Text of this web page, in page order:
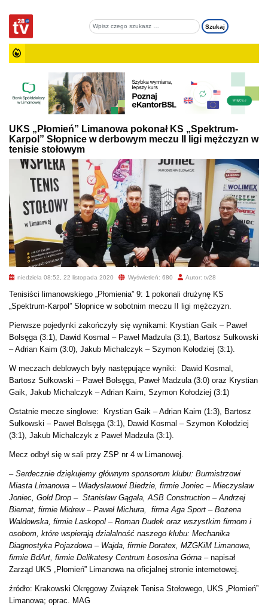
UKS „Płomień” Limanowa pokonał KS „Spektrum-
Karpol” Słopnice w derbowym meczu II ligi mężczyzn w
tenisie stołowym
niedziela 08:52, 22 listopada 2020 Wyświetleń: 680 Autor: tv28
Tenisiści limanowskiego „Płomienia” 9: 1 pokonali drużynę KS
„Spektrum-Karpol” Słopnice w sobotnim meczu II ligi mężczyzn.
Pierwsze pojedynki zakończyły się wynikami: Krystian Gaik – Paweł
Bolsęga (3:1), Dawid Kosmal – Paweł Madzula (3:1), Bartosz Sułkowski
– Adrian Kaim (3:0), Jakub Michalczyk – Szymon Kołodziej (3:1).
W meczach deblowych były następujące wyniki: Dawid Kosmal,
Bartosz Sułkowski – Paweł Bolsęga, Paweł Madzula (3:0) oraz Krystian
Gaik, Jakub Michalczyk – Adrian Kaim, Szymon Kołodziej (3:1)
Ostatnie mecze singlowe: Krystian Gaik – Adrian Kaim (1:3), Bartosz
Sułkowski – Paweł Bolsęga (3:1), Dawid Kosmal – Szymon Kołodziej
(3:1), Jakub Michalczyk z Paweł Madzula (3:1).
Mecz odbył się w sali przy ZSP nr 4 w Limanowej.
– Serdecznie dziękujemy głównym sponsorom klubu: Burmistrzowi
Miasta Limanowa – Władysławowi Biedzie, firmie Joniec – Mieczysław
Joniec, Gold Drop – Stanisław Gągała, ASB Construction – Andrzej
Biernat, firmie Midrew – Paweł Michura, firma Aga Sport – Bożena
Waldowska, firmie Laskopol – Roman Dudek oraz wszystkim firmom i
osobom, które wspierają działalność naszego klubu: Mechanika
Diagnostyka Pojazdowa – Wajda, firmie Doratex, MZGKiM Limanowa,
firmie BdArt, firmie Delikatesy Centrum Łososina Górna –napisał
Zarząd UKS „Płomień” Limanowa na oficjalnej stronie internetowej.
źródło: Krakowski Okręgowy Związek Tenisa Stołowego, UKS „Płomień”
Limanowa; oprac. MAG